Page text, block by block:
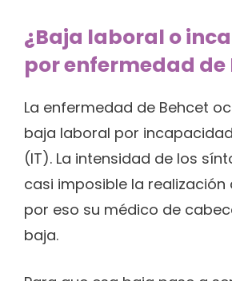
¿Baja laboral o
por enfermedad de
La enfermedad de Behcet
baja laboral por
(IT). La intensidad de los
casi imposible la realización
por eso su médico de
baja.